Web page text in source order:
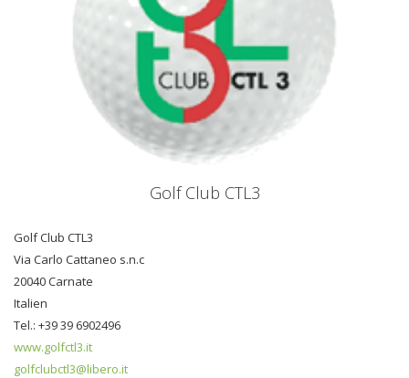
Golf Club CTL3
Golf Club CTL3
Via Carlo Cattaneo s.n.c
20040 Carnate
Italien
Tel.: +39 39 6902496
www.golfctl3.it
golfclubctl3@libero.it